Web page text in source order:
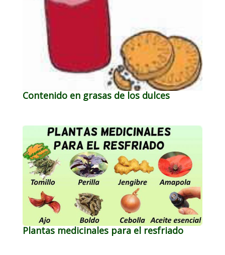
Contenido en grasas de los dulces
Plantas medicinales para el resfriado